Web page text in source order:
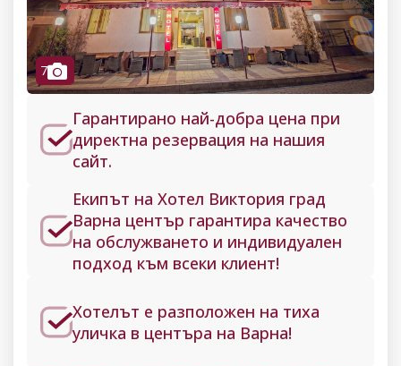
7camera
Гарантирано най-добра цена при
директна резервация на нашия
сайт.
Екипът на Хотел Виктория град
Варна център гарантира качество
на обслужването и индивидуален
подход към всеки клиент!
Хотелът е разположен на тиха
уличка в центъра на Варна!